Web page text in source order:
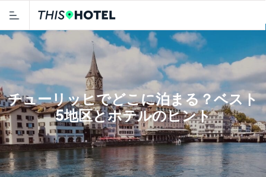
チューリッヒでどこに泊まる？ベスト
5地区とホテルのヒント